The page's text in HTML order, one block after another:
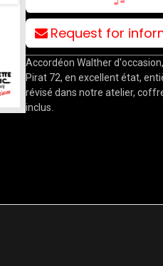
Request for
Accordéon Walther
Pirat 72, en excellent état,
révisé dans notre atelier,
inclus.